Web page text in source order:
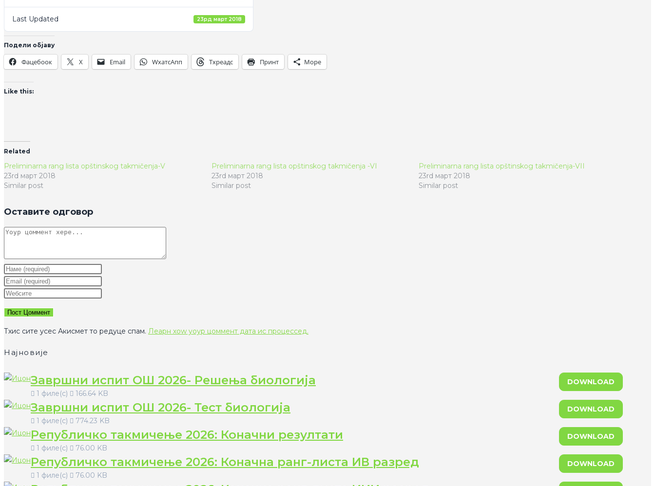
Last Updated 23рд март 2018
Подели објаву
Фацебоок X Email WхатсАпп Тхреадс Принт Море
Like this:
Related
Preliminarna rang lista opštinskog takmičenja-V
23rd март 2018
Similar post
Preliminarna rang lista opštinskog takmičenja -VI
23rd март 2018
Similar post
Preliminarna rang lista opštinskog takmičenja-VII
23rd март 2018
Similar post
Оставите одговор
Цоммент
Ентер
yоур
наме
усернаме
то
Ентер
yоур
аддресс
то
Ентер
wебсите
УРЛ
Тхис сите усес Акисмет то редуце спам. Леарн хоw yоур цоммент дата ис процессед.
Најновије
Завршни испит ОШ 2026- Решења биологија
1 филе(с) 166.64 KB
DOWNLOAD
Завршни испит ОШ 2026- Тест биологија
1 филе(с) 774.23 KB
DOWNLOAD
Републичко такмичење 2026: Коначни резултати
1 филе(с) 76.00 KB
DOWNLOAD
Републичко такмичење 2026: Коначна ранг-листа ИВ разред
1 филе(с) 76.00 KB
DOWNLOAD